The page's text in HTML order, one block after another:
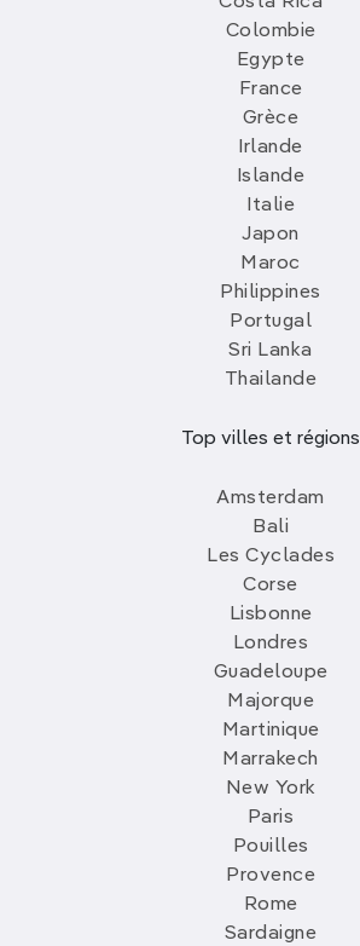
Colombie
Egypte
France
Grèce
Irlande
Islande
Italie
Japon
Maroc
Philippines
Portugal
Sri Lanka
Thailande
Top villes et régions
Amsterdam
Bali
Les Cyclades
Corse
Lisbonne
Londres
Guadeloupe
Majorque
Martinique
Marrakech
New York
Paris
Pouilles
Provence
Rome
Sardaigne